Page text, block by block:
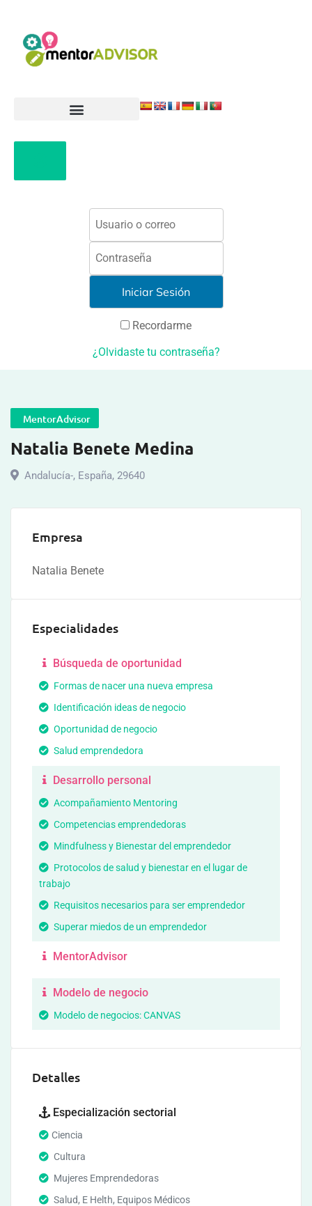
Recordarme
¿Olvidaste tu contraseña?
MentorAdvisor
Natalia Benete Medina
Andalucía-, España, 29640
Empresa
Natalia Benete
Especialidades
Búsqueda de oportunidad
Formas de nacer una nueva empresa
Identificación ideas de negocio
Oportunidad de negocio
Salud emprendedora
Desarrollo personal
Acompañamiento Mentoring
Competencias emprendedoras
Mindfulness y Bienestar del emprendedor
Protocolos de salud y bienestar en el lugar de
trabajo
Requisitos necesarios para ser emprendedor
Superar miedos de un emprendedor
MentorAdvisor
Modelo de negocio
Modelo de negocios: CANVAS
Detalles
Especialización sectorial
Ciencia
Cultura
Mujeres Emprendedoras
Salud, E Helth, Equipos Médicos